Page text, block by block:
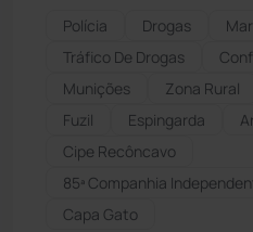
Polícia Drogas
Tráfico De Drogas
Munições
Zona Rural
Fuzil
Espingarda
Cipe Recôncavo
85ª Companhia
Capa Gato